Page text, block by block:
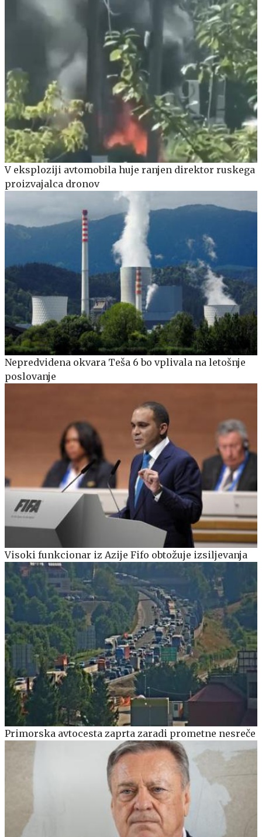
V eksploziji avtomobila huje ranjen direktor ruskega
proizvajalca dronov
Nepredvidena okvara Teša 6 bo vplivala na letošnje
poslovanje
Visoki funkcionar iz Azije Fifo obtožuje izsiljevanja
Primorska avtocesta zaprta zaradi prometne nesreče